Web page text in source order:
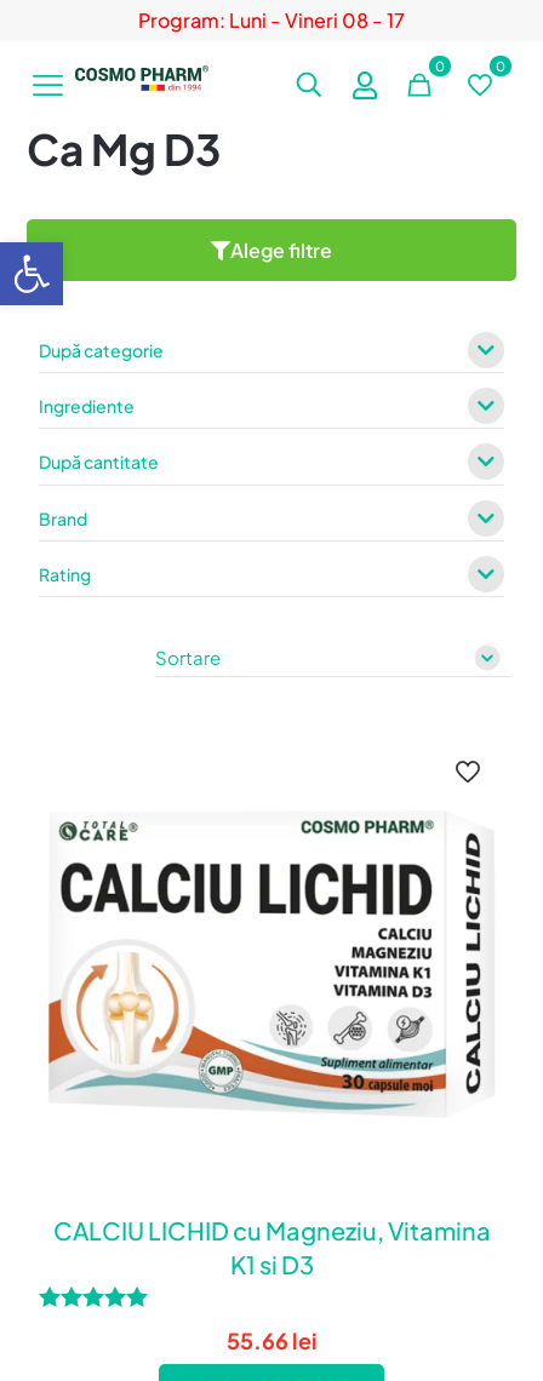
Program: Luni - Vineri 08 - 17
0 0
Ca Mg D3
Alege filtre
După categorie
Ingrediente
După cantitate
Brand
Rating
CALCIU LICHID cu Magneziu, Vitamina
K1 si D3
55.66 lei
Deschide bara de unelte